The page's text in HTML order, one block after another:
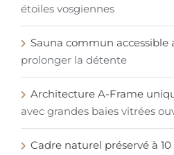
étoiles vosgiennes
Sauna commun accessible
prolonger la détente
Architecture A-Frame
avec grandes baies vitrées
Cadre naturel préservé à